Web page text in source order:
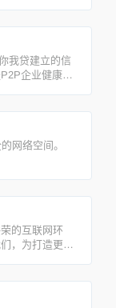
我贷建立的信
企业健康发
网络空间。
的互联网环
，为打造更